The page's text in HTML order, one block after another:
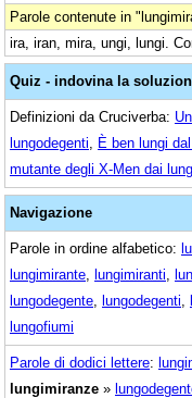
Parole contenute in
ira, iran, mira, ungi, lungi.
Quiz - indovina la
Definizioni da Cruciverba:
lungodegenti
È ben lungi
mutante degli X-Men dai
Navigazione
Parole in ordine alfabetico:
lungimirante lungimiranti
lungodegente lungodegenti
lungofiumi
Parole di dodici lettere:
lungimiranze »